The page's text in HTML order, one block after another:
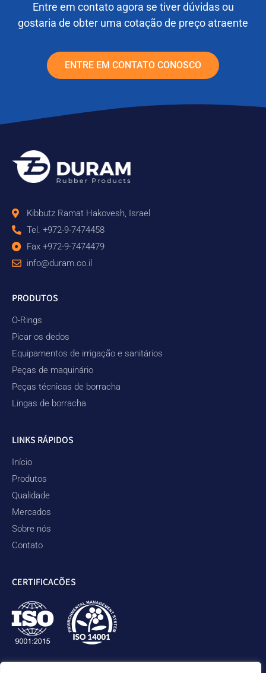
Entre em contato agora se tiver dúvidas ou
gostaria de obter uma cotação de preço atraente
ENTRE EM CONTATO CONOSCO
Kibbutz Ramat Hakovesh, Israel
Tel. +972-9-7474458
Fax +972-9-7474479
info@duram.co.il
PRODUTOS
O-Rings
Picar os dedos
Equipamentos de irrigação e sanitários
Peças de maquinário
Peças técnicas de borracha
Lingas de borracha
LINKS RÁPIDOS
Início
Produtos
Qualidade
Mercados
Sobre nós
Contato
CERTIFICAÇÕES